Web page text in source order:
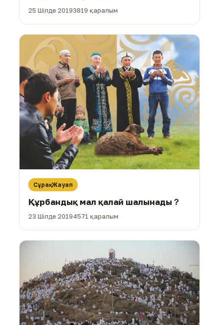
25 Шілде 20193819 қаралым
Сұрақ-Жауап
Құрбандық мал қалай шалынады？
23 Шілде 20194571 қаралым